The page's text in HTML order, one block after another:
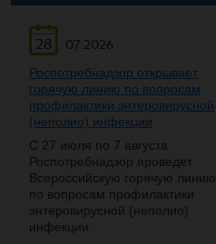
28
07.2026
Роспотребнадзор открывает
горячую линию по вопросам
профилактики энтеровирусной
(неполио) инфекции
С 27 июля по 7 августа
Роспотребнадзор проведет
Всероссийскую горячую линию
по вопросам профилактики
энтеровирусной (неполио)
инфекции.